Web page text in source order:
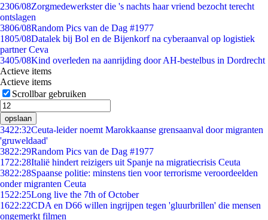
2306/08Zorgmedewerkster die 's nachts haar vriend bezocht terecht
ontslagen
3806/08Random Pics van de Dag #1977
1805/08Datalek bij Bol en de Bijenkorf na cyberaanval op logistiek
partner Ceva
3405/08Kind overleden na aanrijding door AH-bestelbus in Dordrecht
Actieve items
Actieve items
Scrollbar gebruiken
opslaan
3422:32Ceuta-leider noemt Marokkaanse grensaanval door migranten
'gruweldaad'
3822:29Random Pics van de Dag #1977
1722:28Italië hindert reizigers uit Spanje na migratiecrisis Ceuta
3822:28Spaanse politie: minstens tien voor terrorisme veroordeelden
onder migranten Ceuta
1522:25Long live the 7th of October
1622:22CDA en D66 willen ingrijpen tegen 'gluurbrillen' die mensen
ongemerkt filmen